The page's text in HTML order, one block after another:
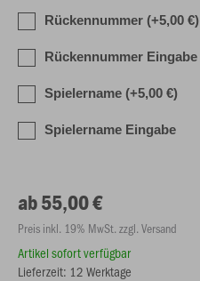
Rückennummer (+5,00 €)
Rückennummer Eingabe
Spielername (+5,00 €)
Spielername Eingabe
ab 55,00 €
Preis inkl. 19% MwSt. zzgl. Versand
Artikel sofort verfügbar
Lieferzeit: 12 Werktage